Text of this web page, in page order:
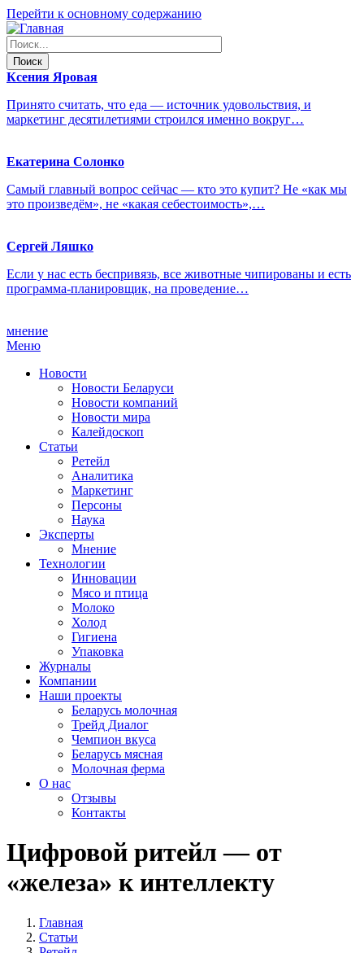
Перейти к основному содержанию
Ксения Яровая
Принято считать, что еда — источник удовольствия, и
маркетинг десятилетиями строился именно вокруг…
Екатерина Солонко
Самый главный вопрос сейчас — кто это купит? Не «как мы
это произведём», не «какая себестоимость»,…
Сергей Ляшко
Если у нас есть беспривязь, все животные чипированы и есть
программа-планировщик, на проведение…
мнение
Меню
Новости
Новости Беларуси
Новости компаний
Новости мира
Калейдоскоп
Статьи
Ретейл
Аналитика
Маркетинг
Персоны
Наука
Эксперты
Мнение
Технологии
Инновации
Мясо и птица
Молоко
Холод
Гигиена
Упаковка
Журналы
Компании
Наши проекты
Беларусь молочная
Трейд Диалог
Чемпион вкуса
Беларусь мясная
Молочная ферма
О нас
Отзывы
Контакты
Цифровой ритейл — от
«железа» к интеллекту
Главная
Статьи